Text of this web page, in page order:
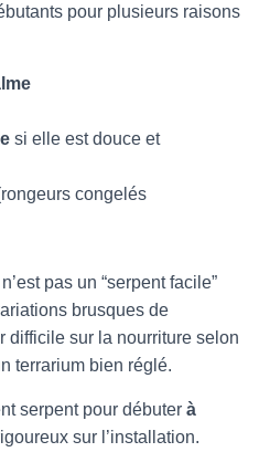
pour plusieurs raisons
si elle est douce et
congelés
pas un “serpent facile”
brusques de
difficile sur la nourriture selon
terrarium bien réglé.
serpent pour débuter à
sur l’installation.